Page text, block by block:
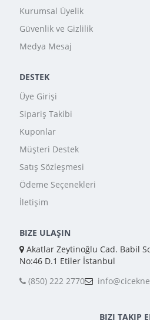
Kurumsal Üyelik
Güvenlik ve Gizlilik
Medya Mesaj
DESTEK
Üye Girişi
Sipariş Takibi
Kuponlar
Müşteri Destek
Satış Sözleşmesi
Ödeme Seçenekleri
İletişim
BIZE ULAŞIN
Akatlar Zeytinoğlu Cad. Babil
No:46 D.1 Etiler İstanbul
(850) 222 2770
BIZI TAKIP